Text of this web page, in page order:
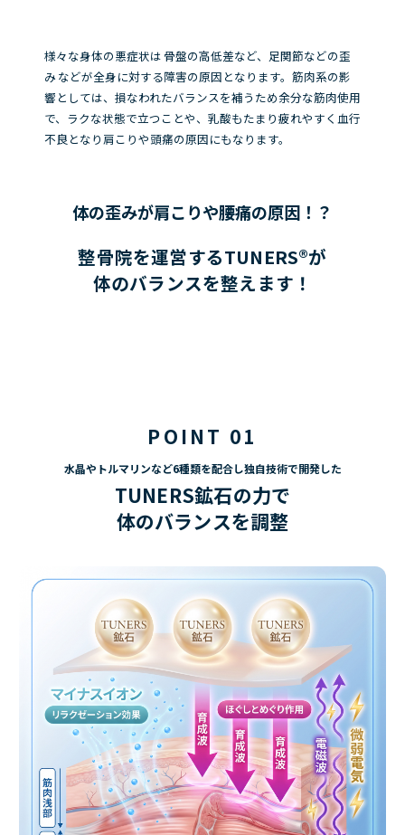
様々な身体の悪症状は 骨盤の高低差など、足関節などの歪
みなどが全身に対する障害の原因となります。筋肉系の影
響としては、損なわれたバランスを補うため余分な筋肉使用
で、ラクな状態で立つことや、乳酸もたまり疲れやすく血行
不良となり肩こりや頭痛の原因にもなります。
体の歪みが肩こりや腰痛の原因！？
整骨院を運営するTUNERS®が
体のバランスを整えます！
POINT 01
水晶やトルマリンなど6種類を配合し独自技術で開発した
TUNERS鉱石の力で
体のバランスを調整